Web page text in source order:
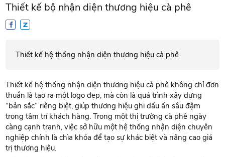
Thiết kế bộ nhận diện thương hiệu cà phê
Thiết kế hệ thống nhận diện thương hiệu cà phê
Thiết kế hệ thống nhận diện thương hiệu cà phê không chỉ đơn
thuần là tạo ra một logo đẹp, mà còn là quá trình xây dựng
“bản sắc” riêng biệt, giúp thương hiệu ghi dấu ấn sâu đậm
trong tâm trí khách hàng. Trong một thị trường cà phê ngày
càng cạnh tranh, việc sở hữu một hệ thống nhận diện chuyên
nghiệp chính là chìa khóa để tạo sự khác biệt và nâng cao giá
trị thương hiệu.